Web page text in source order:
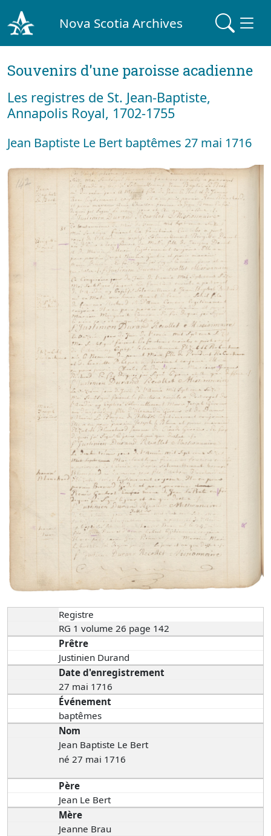
Nova Scotia Archives
Souvenirs d'une paroisse acadienne
Les registres de St. Jean-Baptiste,
Annapolis Royal, 1702-1755
Jean Baptiste Le Bert baptêmes 27 mai 1716
Registre
RG 1 volume 26 page 142
Prêtre
Justinien Durand
Date d'enregistrement
27 mai 1716
Événement
baptêmes
Nom
Jean Baptiste Le Bert
né 27 mai 1716
Père
Jean Le Bert
Mère
Jeanne Brau